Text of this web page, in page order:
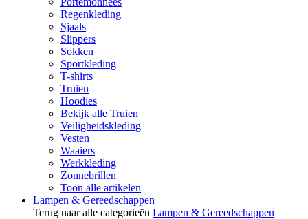
Regenkleding
Sjaals
Slippers
Sokken
Sportkleding
T-shirts
Truien
Hoodies
Bekijk alle Truien
Veiligheidskleding
Vesten
Waaiers
Werkkleding
Zonnebrillen
Toon alle artikelen
Lampen & Gereedschappen
Terug naar alle categorieën Lampen & Gereedschappen